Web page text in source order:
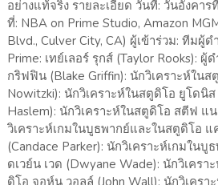
อย่างแท้จริง รายละเอียด วันที่: วันอังคา
ที่: NBA on Prime Studio, Amazon
Blvd., Culver City, CA) ผู้เข้าร่วม: ทีมผู้
Prime: เทย์เลอร์ รุกส์ (Taylor Rooks): ผู้
กริฟฟิน (Blake Griffin): นักวิเคราะห์ใน
Nowitzki): นักวิเคราะห์ในสตูดิโอ ยูโดนิส
Haslem): นักวิเคราะห์ในสตูดิโอ สตีฟ แ
วิเคราะห์เกมในบูธพากย์และในสตูดิโอ แ
(Candace Parker): นักวิเคราะห์เกมใน
ดเวย์น เวด (Dwyane Wade): นักวิเคร